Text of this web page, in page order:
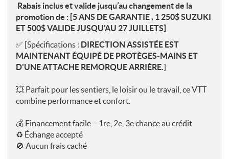
Rabais inclus et valide jusqu’au changement de la
promotion de : [5 ANS DE GARANTIE , 1 250$ SUZUKI
ET 500$ VALIDE JUSQU'AU 27 JUILLETS]
✅ [Spécifications : DIRECTION ASSISTÉE EST
MAINTENANT ÉQUIPÉ DE PROTÈGES-MAINS ET
D'UNE ATTACHE REMORQUE ARRIÈRE.]
💥 Parfait pour les sentiers, le loisir ou le travail, ce VTT
combine performance et confort.
💰 Financement facile – 1re, 2e, 3e chance au crédit
♻️ Échange accepté
🚫 Aucun frais caché